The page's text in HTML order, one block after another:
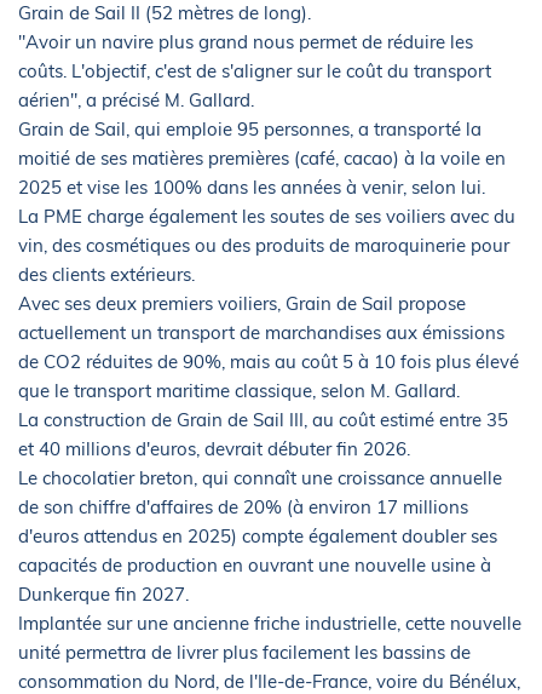
Grain de Sail II (52 mètres de long).
"Avoir un navire plus grand nous permet de réduire les
coûts. L'objectif, c'est de s'aligner sur le coût du transport
aérien", a précisé M. Gallard.
Grain de Sail, qui emploie 95 personnes, a transporté la
moitié de ses matières premières (café, cacao) à la voile en
2025 et vise les 100% dans les années à venir, selon lui.
La PME charge également les soutes de ses voiliers avec du
vin, des cosmétiques ou des produits de maroquinerie pour
des clients extérieurs.
Avec ses deux premiers voiliers, Grain de Sail propose
actuellement un transport de marchandises aux émissions
de CO2 réduites de 90%, mais au coût 5 à 10 fois plus élevé
que le transport maritime classique, selon M. Gallard.
La construction de Grain de Sail III, au coût estimé entre 35
et 40 millions d'euros, devrait débuter fin 2026.
Le chocolatier breton, qui connaît une croissance annuelle
de son chiffre d'affaires de 20% (à environ 17 millions
d'euros attendus en 2025) compte également doubler ses
capacités de production en ouvrant une nouvelle usine à
Dunkerque fin 2027.
Implantée sur une ancienne friche industrielle, cette nouvelle
unité permettra de livrer plus facilement les bassins de
consommation du Nord, de l'Ile-de-France, voire du Bénélux,